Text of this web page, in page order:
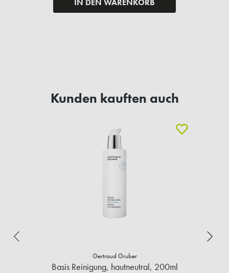
IN DEN WARENKORB
Kunden kauften auch
Gertraud Gruber
Basis Reinigung, hautneutral, 200ml